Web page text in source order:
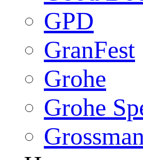
GPD
GranFest
Grohe
Grohe